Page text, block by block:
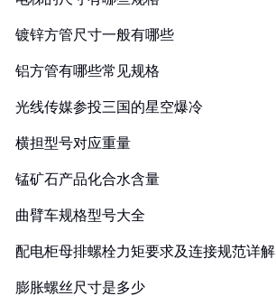
镀锌方管尺寸一般有哪些
铝方管有哪些常见规格
光线传媒参投三国的星空爆冷
横担型号对应重量
锰矿石产品化合水含量
曲臂车规格型号大全
配电柜母排螺栓力矩要求及连接规范详解
膨胀螺丝尺寸是多少